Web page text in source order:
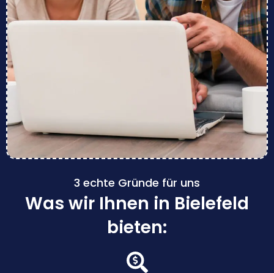
3 echte Gründe für uns
Was wir Ihnen in Bielefeld
bieten: